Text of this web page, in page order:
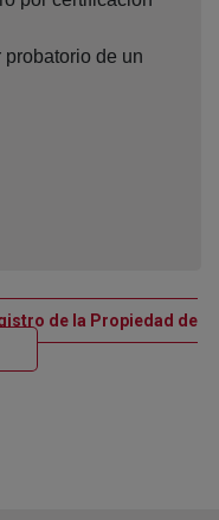
de un
de la Propiedad de
Ventana nueva